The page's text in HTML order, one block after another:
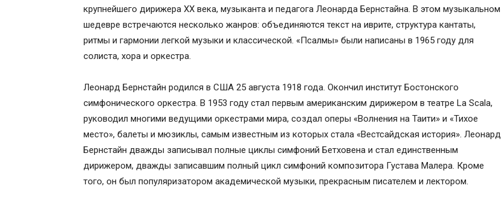
крупнейшего дирижера XX века, музыканта и педагога Леонарда Бернстайна. В этом музыкальном
шедевре встречаются несколько жанров: объединяются текст на иврите, структура кантаты,
ритмы и гармонии легкой музыки и классической. «Псалмы» были написаны в 1965 году для
солиста, хора и оркестра.
Леонард Бернстайн родился в США 25 августа 1918 года. Окончил институт Бостонского
симфонического оркестра. В 1953 году стал первым американским дирижером в театре La Scala,
руководил многими ведущими оркестрами мира, создал оперы «Волнения на Таити» и «Тихое
место», балеты и мюзиклы, самым известным из которых стала «Вестсайдская история». Леонард
Бернстайн дважды записывал полные циклы симфоний Бетховена и стал единственным
дирижером, дважды записавшим полный цикл симфоний композитора Густава Малера. Кроме
того, он был популяризатором академической музыки, прекрасным писателем и лектором.